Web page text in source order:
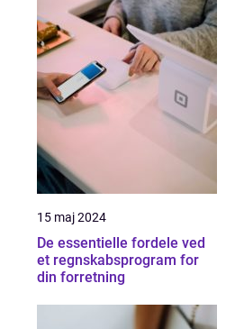
15 maj 2024
De essentielle fordele ved
et regnskabsprogram for
din forretning